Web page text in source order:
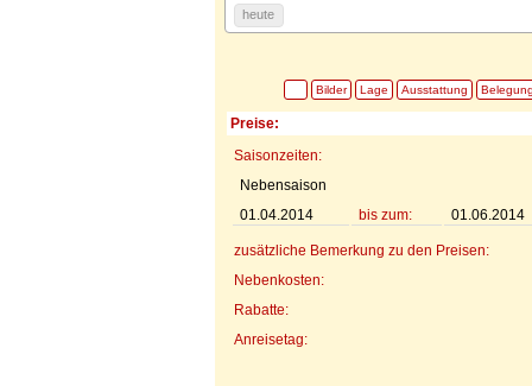
heute
Bilder Lage Ausstattung
Preise:
Saisonzeiten:
Nebensaison
01.04.2014
bis zum: 01.06.2014
zusätzliche Bemerkung zu den Preisen:
Nebenkosten:
Rabatte:
Anreisetag: